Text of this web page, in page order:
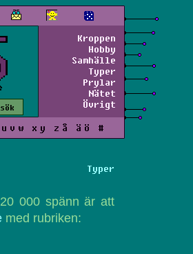
Kroppen
Hobby
Samhälle
Typer
Prylar
Nätet
Övrigt
u v w x y z å ä ö #
Typer
000 spänn är att
med rubriken: